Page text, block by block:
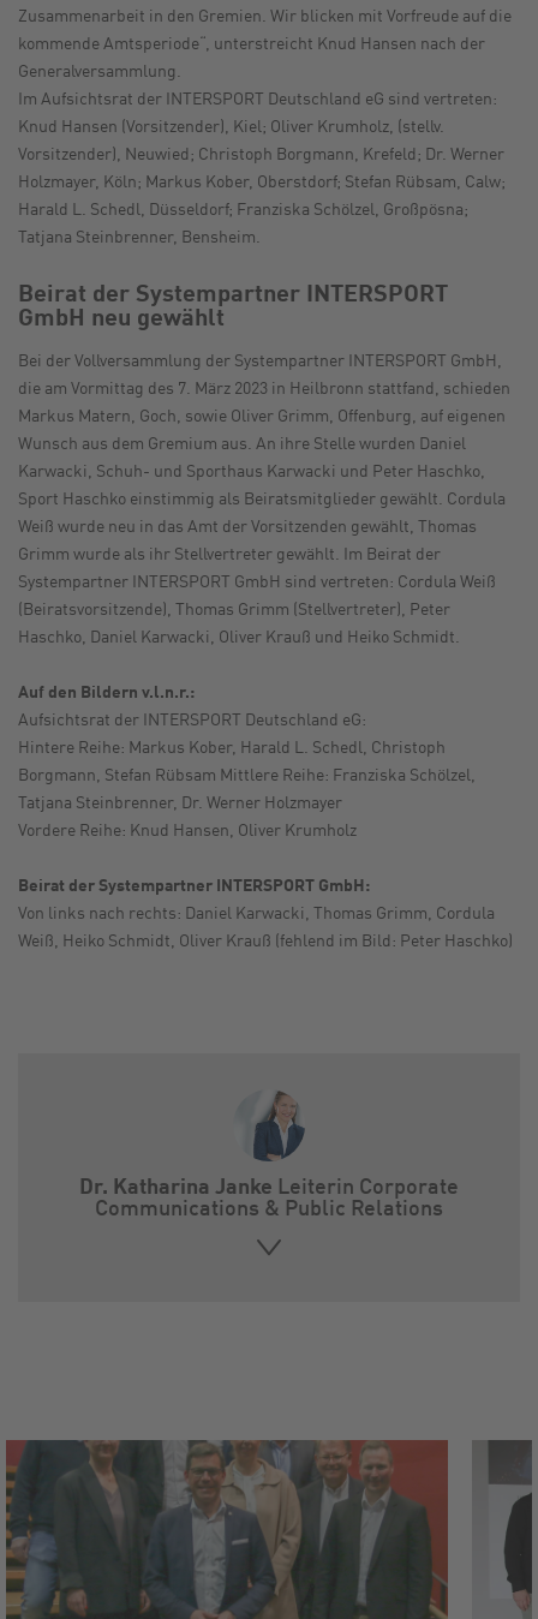
Zusammenarbeit in den Gremien. Wir blicken mit Vorfreude auf die
kommende Amtsperiode“, unterstreicht Knud Hansen nach der
Generalversammlung.
Im Aufsichtsrat der INTERSPORT Deutschland eG sind vertreten:
Knud Hansen (Vorsitzender), Kiel; Oliver Krumholz, (stellv.
Vorsitzender), Neuwied; Christoph Borgmann, Krefeld; Dr. Werner
Holzmayer, Köln; Markus Kober, Oberstdorf; Stefan Rübsam, Calw;
Harald L. Schedl, Düsseldorf; Franziska Schölzel, Großpösna;
Tatjana Steinbrenner, Bensheim.
Beirat der Systempartner INTERSPORT
GmbH neu gewählt
Bei der Vollversammlung der Systempartner INTERSPORT GmbH,
die am Vormittag des 7. März 2023 in Heilbronn stattfand, schieden
Markus Matern, Goch, sowie Oliver Grimm, Offenburg, auf eigenen
Wunsch aus dem Gremium aus. An ihre Stelle wurden Daniel
Karwacki, Schuh- und Sporthaus Karwacki und Peter Haschko,
Sport Haschko einstimmig als Beiratsmitglieder gewählt. Cordula
Weiß wurde neu in das Amt der Vorsitzenden gewählt, Thomas
Grimm wurde als ihr Stellvertreter gewählt. Im Beirat der
Systempartner INTERSPORT GmbH sind vertreten: Cordula Weiß
(Beiratsvorsitzende), Thomas Grimm (Stellvertreter), Peter
Haschko, Daniel Karwacki, Oliver Krauß und Heiko Schmidt.
Auf den Bildern v.l.n.r.:
Aufsichtsrat der INTERSPORT Deutschland eG:
Hintere Reihe: Markus Kober, Harald L. Schedl, Christoph
Borgmann, Stefan Rübsam Mittlere Reihe: Franziska Schölzel,
Tatjana Steinbrenner, Dr. Werner Holzmayer
Vordere Reihe: Knud Hansen, Oliver Krumholz
Beirat der Systempartner INTERSPORT GmbH:
Von links nach rechts: Daniel Karwacki, Thomas Grimm, Cordula
Weiß, Heiko Schmidt, Oliver Krauß (fehlend im Bild: Peter Haschko)
Dr. Katharina Janke Leiterin Corporate
Communications & Public Relations